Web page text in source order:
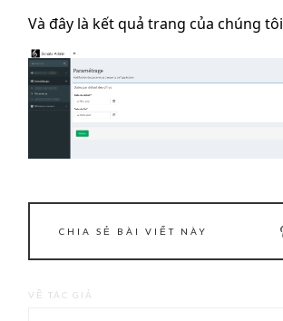
Và đây là kết quả trang của chúng tôi
CHIA SẺ BÀI VIẾT NÀY
VỀ TÁC GIẢ